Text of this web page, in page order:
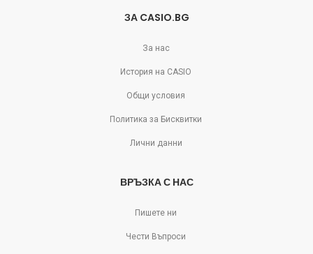
ЗА CASIO.BG
За нас
История на CASIO
Общи условия
Политика за Бисквитки
Лични данни
ВРЪЗКА С НАС
Пишете ни
Чести Въпроси